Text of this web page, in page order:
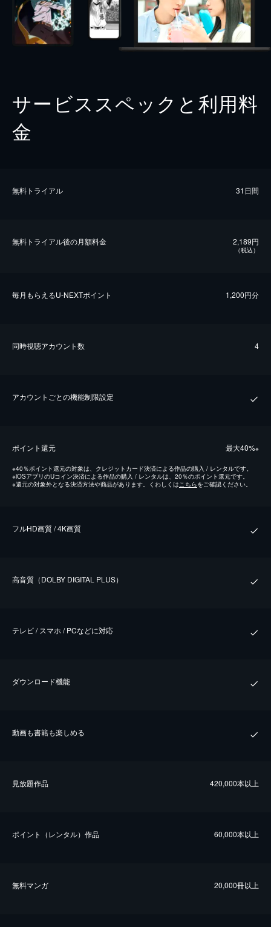
サービススペックと利用料
金
無料トライアル 31日間
無料トライアル後の⽉額料金 2,189円
（税込）
毎⽉もらえるU-NEXTポイント 1,200円分
同時視聴アカウント数 4
アカウントごとの機能制限設定
ポイント還元 最⼤40%※
※40％ポイント還元の対象は、クレジットカード決済による作品の購入 / レンタルです。
※iOSアプリのUコイン決済による作品の購入 / レンタルは、20％のポイント還元です。
※還元の対象外となる決済方法や商品があります。くわしくは こちらをご確認ください。
フルHD画質 / 4K画質
⾼⾳質（DOLBY DIGITAL PLUS）
テレビ / スマホ / PCなどに対応
ダウンロード機能
動画も書籍も楽しめる
⾒放題作品 420,000本以上
ポイント（レンタル）作品 60,000本以上
無料マンガ 20,000冊以上